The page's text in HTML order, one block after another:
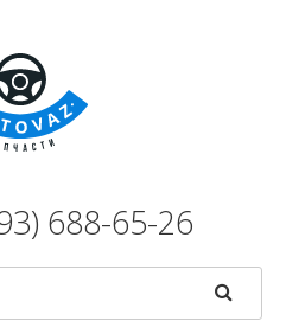
688-65-26